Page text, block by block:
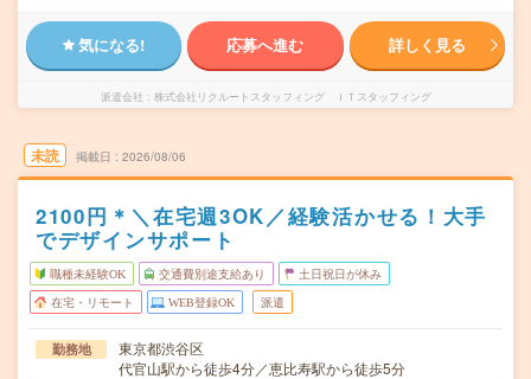
気になる! 応募へ進む 詳しく見る
派遣会社 株式会社リクルートスタッフィング ＩＴスタッフィング
未読 掲載日 2026/08/06
2100円＊＼在宅週3OK／経験活かせる！大手
でデザインサポート
職種未経験OK 交通費別途支給あり 土日祝日が休み
在宅・リモート WEB登録OK 派遣
勤務地
東京都渋谷区
代官山駅から徒歩4分／恵比寿駅から徒歩5分